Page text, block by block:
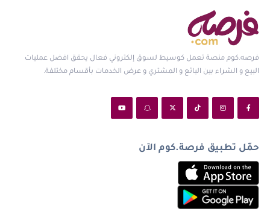
فرصه.كوم منصة تعمل كوسيط لسوق إلكتروني فعال يحقق افضل عمليات
البيع و الشراء بين البائع و المشتري و عرض الخدمات بأقسام مختلفة.
حمّل تطبيق فرصة.كوم الآن